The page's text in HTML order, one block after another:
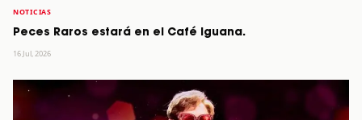
NOTICIAS
Peces Raros estará en el Café Iguana.
16 Jul, 2026